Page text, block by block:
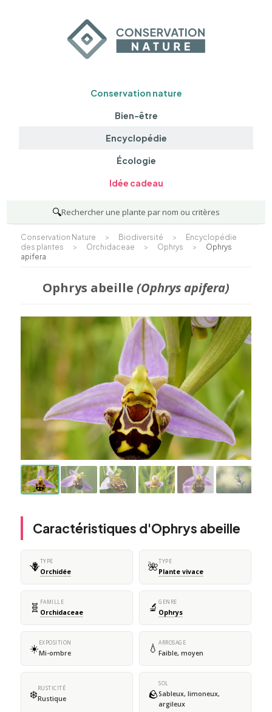
Conservation nature
Bien-être
Encyclopédie
Écologie
Idée cadeau
🔍Rechercher une plante par nom ou critères
Conservation Nature > Biodiversité >
Encyclopédie
des plantes
> Orchidaceae > Ophrys >
Ophrys
apifera
Ophrys abeille (Ophrys apifera)
Caractéristiques d'Ophrys abeille
🪻TYPE
Orchidée 🌺TYPE
Plante vivace
🧬 FAMILLE
Orchidaceae 🔬 GENRE
Ophrys
☀️EXPOSITION
Mi-ombre 💧 ARROSAGE
Faible, moyen
❄️RUSTICITÉ
Rustique 🪨
SOL
Sableux, limoneux,
argileux